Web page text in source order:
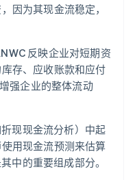
因为其现金流稳定，
反映企业对短期资
存、应收账款和应付
强企业的整体流动
现现金流分析）中起
用现金流预测来估算
中的重要组成部分。